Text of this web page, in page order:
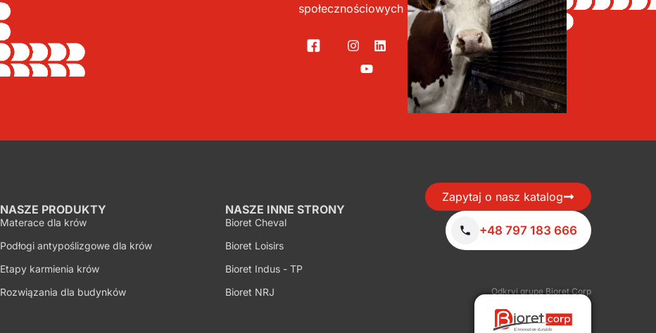
społecznościowych
NASZE PRODUKTY
Materace dla krów
Podłogi antypoślizgowe dla krów
Etapy karmienia krów
Rozwiązania dla budynków
NASZE INNE STRONY
Bioret Cheval
Bioret Loisirs
Bioret Indus - TP
Bioret NRJ
Zapytaj o nasz katalog
+48 797 183 666
Odkryj grupę Bioret Corp